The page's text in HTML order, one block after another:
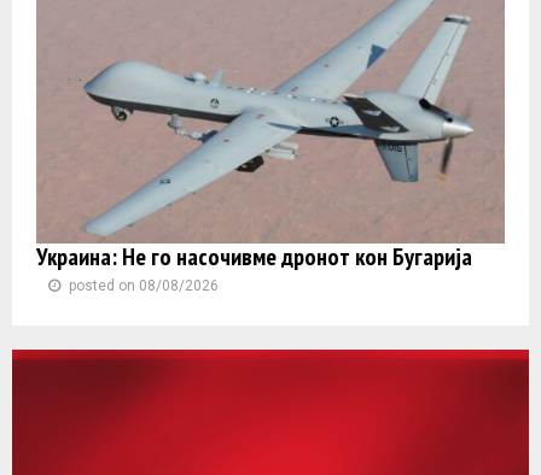
Украина: Не го насочивме дронот кон Бугарија
posted on 08/08/2026